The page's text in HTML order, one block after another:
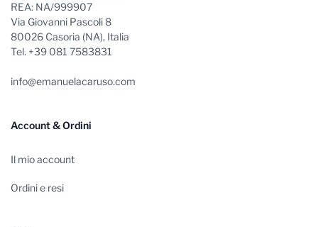
REA: NA/999907
Via Giovanni Pascoli 8
80026 Casoria (NA), Italia
Tel. +39 081 7583831
info@emanuelacaruso.com
Account & Ordini
Il mio account
Ordini e resi